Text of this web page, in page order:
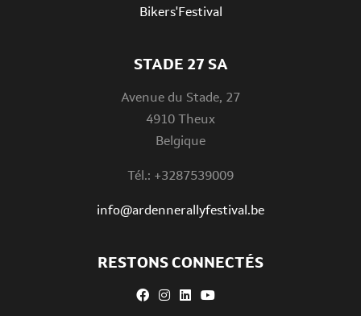
STADE 27 SA
Avenue du Stade, 27
4910 Theux
Belgique
Tél.: +3287539009
info@ardennerallyfestival.be
Bikers'Festival
RESTONS CONNECTÉS